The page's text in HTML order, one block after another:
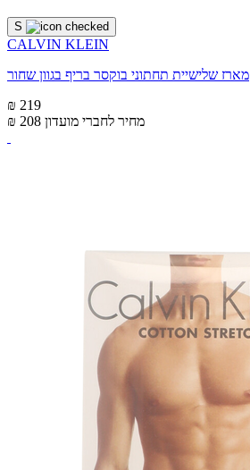
S
CALVIN KLEIN
מארז שלישיית תחתוני בוקסר בריף בגוון שחור
₪ 219
₪ 208 מחיר לחברי מועדון